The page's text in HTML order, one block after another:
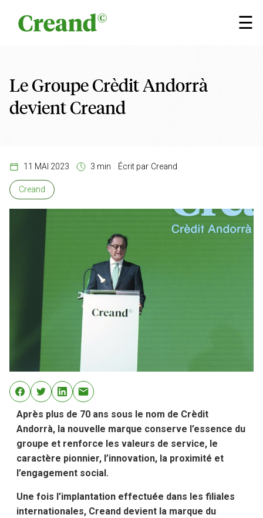
☰
×
Le Groupe Crèdit Andorrà
devient Creand
11 MAI 2023 3 min Écrit par Creand
Creand
Après plus de 70 ans sous le nom de Crèdit
Andorrà, la nouvelle marque conserve l’essence du
groupe et renforce les valeurs de service, le
caractère pionnier, l’innovation, la proximité et
l’engagement social.
Une fois l’implantation effectuée dans les filiales
internationales, Creand devient la marque du